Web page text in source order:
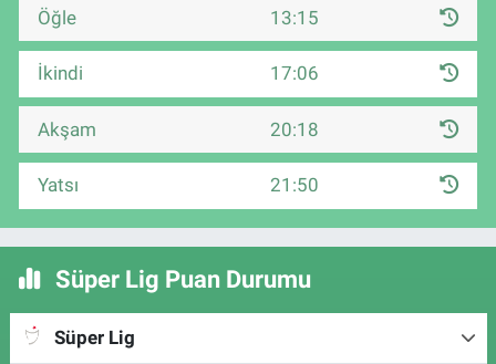
Öğle 13:15
İkindi 17:06
Akşam 20:18
Yatsı 21:50
Süper Lig Puan Durumu
Süper Lig